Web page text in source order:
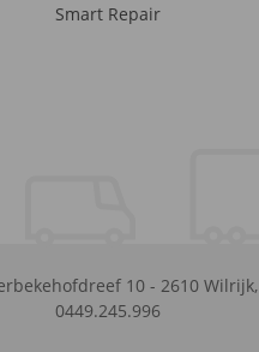
Smart Repair
10 - 2610 Wilrijk,
0449.245.996